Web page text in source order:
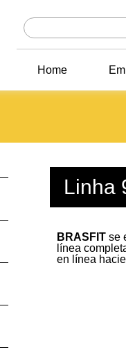
Home
Linha
BRASFIT se
línea
en línea